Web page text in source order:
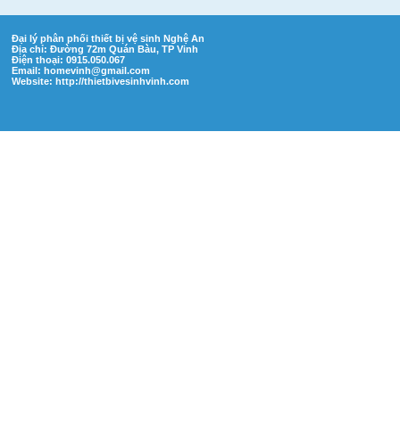
Đại lý phân phối thiết bị vệ sinh Nghệ An
Địa chỉ: Đường 72m Quán Bàu, TP Vinh
Điện thoại: 0915.050.067
Email: homevinh@gmail.com
Website: http://thietbivesinhvinh.com